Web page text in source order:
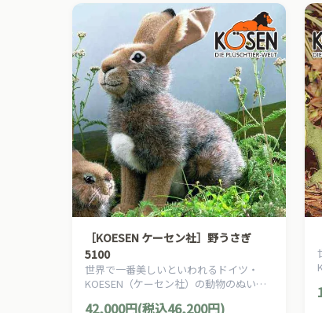
［KOESEN ケーセン社］野うさぎ
5100
世界で一番美しいといわれるドイツ・
KOESEN（ケーセン社）の動物のぬいぐ
42,000円(税込46,200円)